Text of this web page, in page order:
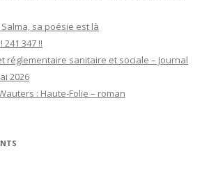
sa poésie est là
241 347 !!
réglementaire sanitaire et sociale – Journal
2026
: Haute-Folie – roman